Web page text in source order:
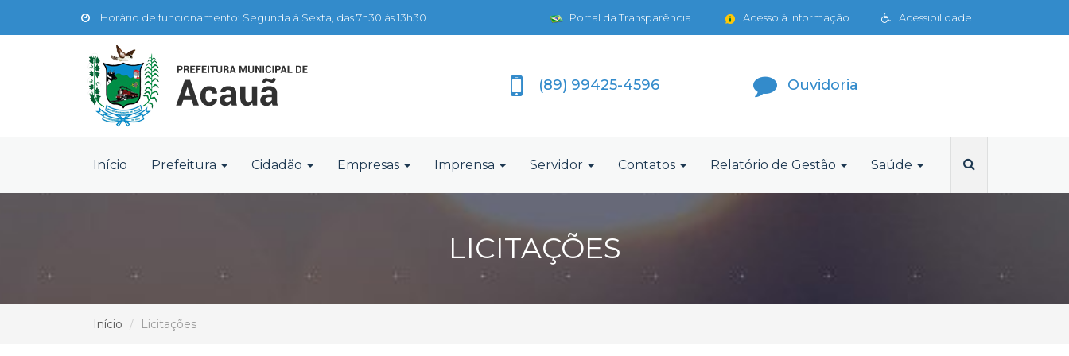
Horário de funcionamento: Segunda à Sexta, das 7h30 às 13h30 Acessibilidade
Acesso à Informação
Portal da Transparência
(89) 99425-4596 Ouvidoria
Início Prefeitura Cidadão Empresas Imprensa Servidor Contatos Relatório de Gestão Saúde
LICITAÇÕES
Início Licitações